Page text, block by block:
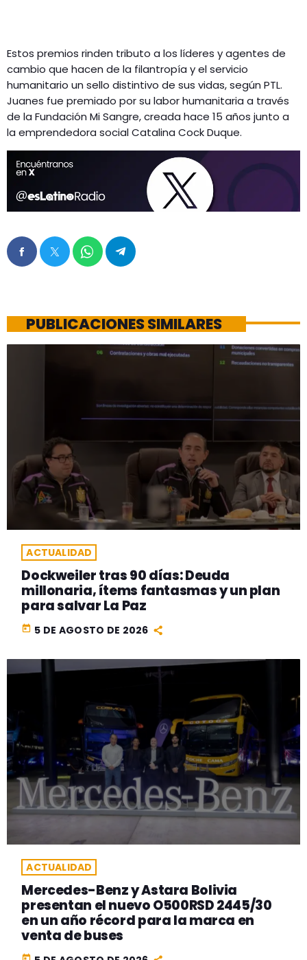
Estos premios rinden tributo a los líderes y agentes de
cambio que hacen de la filantropía y el servicio
humanitario un sello distintivo de sus vidas, según PTL.
Juanes fue premiado por su labor humanitaria a través
de la Fundación Mi Sangre, creada hace 15 años junto a
la emprendedora social Catalina Cock Duque.
PUBLICACIONES SIMILARES
ACTUALIDAD
Dockweiler tras 90 días: Deuda
millonaria, ítems fantasmas y un plan
para salvar La Paz
today 5 DE AGOSTO DE 2026
ACTUALIDAD
Mercedes-Benz y Astara Bolivia
presentan el nuevo O500RSD 2445/30
en un año récord para la marca en
venta de buses